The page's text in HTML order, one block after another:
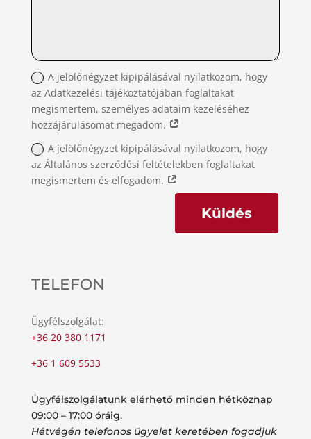
A jelölőnégyzet kipipálásával nyilatkozom, hogy
az Adatkezelési tájékoztatójában foglaltakat
megismertem, személyes adataim kezeléséhez
hozzájárulásomat megadom.
A jelölőnégyzet kipipálásával nyilatkozom, hogy
az Általános szerződési feltételekben foglaltakat
megismertem és elfogadom.
Küldés
TELEFON
Ügyfélszolgálat:
+36 20 380 1171
+36 1 609 5533
Ügyfélszolgálatunk elérhető minden hétköznap
09:00 – 17:00 óráig.
Hétvégén telefonos ügyelet keretében fogadjuk